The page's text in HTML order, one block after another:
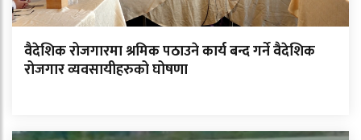
वैदेशिक रोजगारमा श्रमिक पठाउने कार्य बन्द गर्ने वैदेशिक
रोजगार व्यवसायीहरुको घोषणा